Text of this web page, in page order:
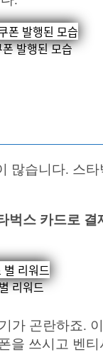
발행된 모습
많습니다. 스
벅스 카드로 결
리워드
곤란하죠.
을 쓰시고 벤